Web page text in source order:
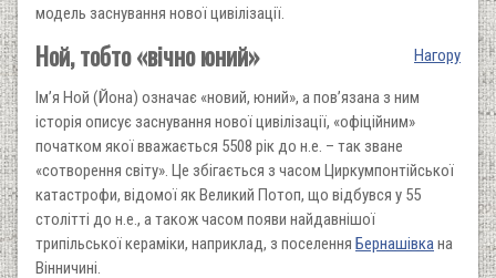
модель заснування нової цивілізації.
Нагору
Ной, тобто «вічно юний»
Ім’я Ной (Йона) означає «новий, юний», а пов’язана з ним
історія описує заснування нової цивілізації, «офіційним»
початком якої вважається 5508 рік до н.е. – так зване
«сотворення світу». Це збігається з часом Циркумпонтійської
катастрофи, відомої як Великий Потоп, що відбувся у 55
столітті до н.е., а також часом появи найдавнішої
трипільської кераміки, наприклад, з поселення Бернашівка на
Вінничині.